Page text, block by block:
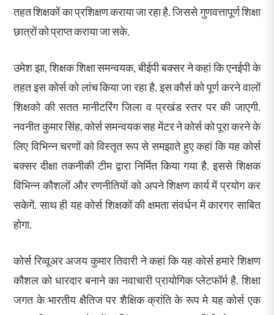
तहत शिक्षकों का प्रशिक्षण कराया जा रहा है. जिससे गुणवत्तापूर्ण शिक्षा
छात्रों को प्राप्त कराया जा सके.
उमेश झा, शिक्षक शिक्षा समन्वयक, बीईपी बक्सर ने कहां कि एनईपी के
तहत इस कोर्स को लांच किया जा रहा है. इस कौर्स को पूर्ण करने वालों
शिक्षको की सतत मानीटरिंग जिला व प्रखंड स्तर पर की जाएगी.
नवनीत कुमार सिंह, कोर्स समन्वयक सह मेंटर ने कोर्स को पूरा करने के
लिए विभिन्न चरणों को विस्तृत रूप से समझाते हुए कहां कि यह कोर्स
बक्सर दीक्षा तकनीकी टीम द्वारा निर्मित किया गया है. इससे शिक्षक
विभिन्न कौशलों और रणनीतियों को अपने शिक्षण कार्य में प्रयोग कर
सकेगें. साथ ही यह कोर्स शिक्षकों की क्षमता संवर्धन में कारगर साबित
होगा.
कोर्स रिव्वूअर अजय कुमार तिवारी ने कहां कि यह कोर्स हमारे शिक्षण
कौशल को धारदार बनाने का नवाचारी प्रायोगिक प्लेटफॉर्म है. शिक्षा
जगत के भारतीय क्षैतिज पर शैक्षिक क्रांति के रूप मे यह कोर्स एक